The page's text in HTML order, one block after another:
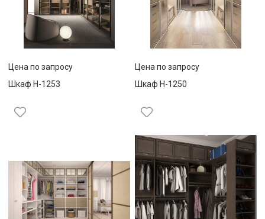
Цена по запросу
Шкаф Н-1253
Цена по запросу
Шкаф Н-1250